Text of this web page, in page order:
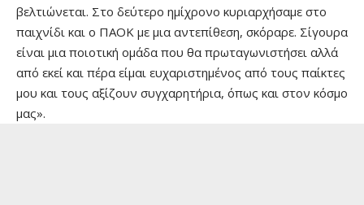
βελτιώνεται. Στο δεύτερο ημίχρονο κυριαρχήσαμε στο
παιχνίδι και ο ΠΑΟΚ με μια αντεπίθεση, σκόραρε. Σίγουρα
είναι μια ποιοτική ομάδα που θα πρωταγωνιστήσει αλλά
από εκεί και πέρα είμαι ευχαριστημένος από τους παίκτες
μου και τους αξίζουν συγχαρητήρια, όπως και στον κόσμο
μας».